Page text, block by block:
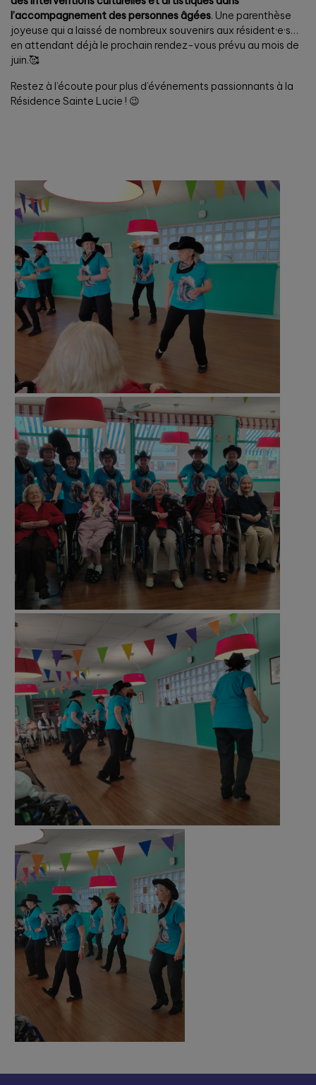
l’accompagnement des personnes âgées. Une parenthèse
joyeuse qui a laissé de nombreux souvenirs aux résident·e·s…
en attendant déjà le prochain rendez-vous prévu au mois de
juin.🥰
Restez à l’écoute pour plus d’événements passionnants à la
Résidence Sainte Lucie ! 😉